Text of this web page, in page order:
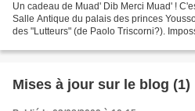
Un cadeau de Muad' Dib Merci Muad' !
Salle Antique du palais des princes
des "Lutteurs" (de Paolo Triscorni?).
Mises à jour sur le blog (1)